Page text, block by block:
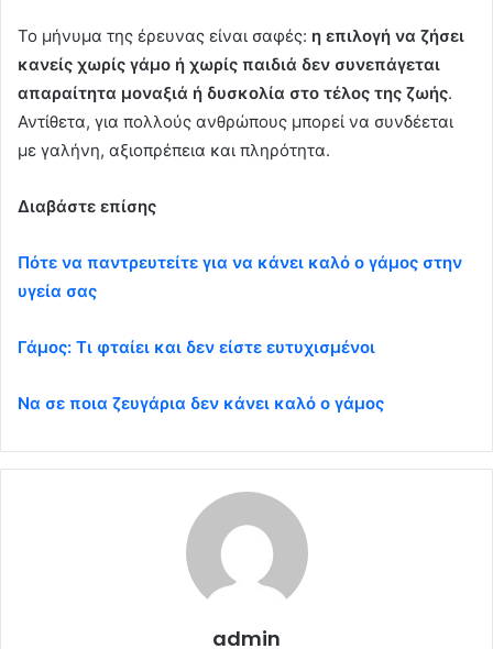
Το μήνυμα της έρευνας είναι σαφές: η επιλογή να ζήσει
κανείς χωρίς γάμο ή χωρίς παιδιά δεν συνεπάγεται
απαραίτητα μοναξιά ή δυσκολία στο τέλος της ζωής.
Αντίθετα, για πολλούς ανθρώπους μπορεί να συνδέεται
με γαλήνη, αξιοπρέπεια και πληρότητα.
Διαβάστε επίσης
Πότε να παντρευτείτε για να κάνει καλό ο γάμος στην
υγεία σας
Γάμος: Τι φταίει και δεν είστε ευτυχισμένοι
Να σε ποια ζευγάρια δεν κάνει καλό ο γάμος
admin